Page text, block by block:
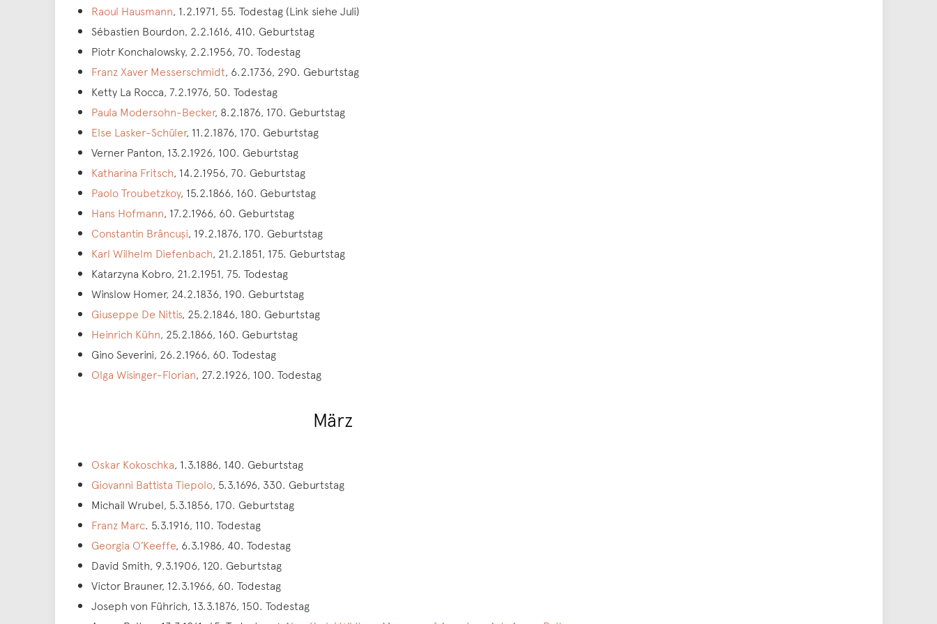
Raoul Hausmann, 1.2.1971, 55. Todestag (Link siehe Juli)
Sébastien Bourdon, 2.2.1616, 410. Geburtstag
Piotr Konchalowsky, 2.2.1956, 70. Todestag
Franz Xaver Messerschmidt, 6.2.1736, 290. Geburtstag
Ketty La Rocca, 7.2.1976, 50. Todestag
Paula Modersohn-Becker, 8.2.1876, 170. Geburtstag
Else Lasker-Schüler, 11.2.1876, 170. Geburtstag
Verner Panton, 13.2.1926, 100. Geburtstag
Katharina Fritsch, 14.2.1956, 70. Geburtstag
Paolo Troubetzkoy, 15.2.1866, 160. Geburtstag
Hans Hofmann, 17.2.1966, 60. Geburtstag
Constantin Brâncuși, 19.2.1876, 170. Geburtstag
Karl Wilhelm Diefenbach, 21.2.1851, 175. Geburtstag
Katarzyna Kobro, 21.2.1951, 75. Todestag
Winslow Homer, 24.2.1836, 190. Geburtstag
Giuseppe De Nittis, 25.2.1846, 180. Geburtstag
Heinrich Kühn, 25.2.1866, 160. Geburtstag
Gino Severini, 26.2.1966, 60. Todestag
Olga Wisinger-Florian, 27.2.1926, 100. Todestag
März
Oskar Kokoschka, 1.3.1886, 140. Geburtstag
Giovanni Battista Tiepolo, 5.3.1696, 330. Geburtstag
Michail Wrubel, 5.3.1856, 170. Geburtstag
Franz Marc. 5.3.1916, 110. Todestag
Georgia O’Keeffe, 6.3.1986, 40. Todestag
David Smith, 9.3.1906, 120. Geburtstag
Victor Brauner, 12.3.1966, 60. Todestag
Joseph von Führich, 13.3.1876, 150. Todestag